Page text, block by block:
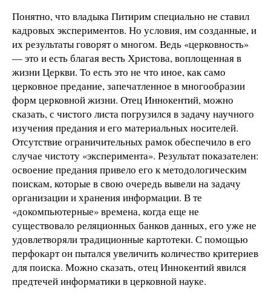
Понятно, что владыка Питирим специально не ставил
кадровых экспериментов. Но условия, им созданные, и
их результаты говорят о многом. Ведь «церковность»
— это и есть благая весть Христова, воплощенная в
жизни Церкви. То есть это не что иное, как само
церковное предание, запечатленное в многообразии
форм церковной жизни. Отец Иннокентий, можно
сказать, с чистого листа погрузился в задачу научного
изучения предания и его материальных носителей.
Отсутствие ограничительных рамок обеспечило в его
случае чистоту «эксперимента». Результат показателен:
освоение предания привело его к методологическим
поискам, которые в свою очередь вывели на задачу
организации и хранения информации. В те
«докомпьютерные» времена, когда еще не
существовало реляционных банков данных, его уже не
удовлетворяли традиционные картотеки. С помощью
перфокарт он пытался увеличить количество критериев
для поиска. Можно сказать, отец Иннокентий явился
предтечей информатики в церковной науке.